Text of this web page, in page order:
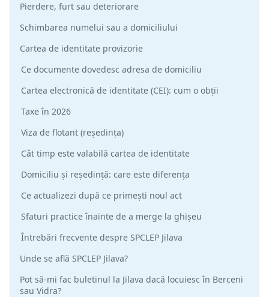
Pierdere, furt sau deteriorare
Schimbarea numelui sau a domiciliului
Cartea de identitate provizorie
Ce documente dovedesc adresa de domiciliu
Cartea electronică de identitate (CEI): cum o obții
Taxe în 2026
Viza de flotant (reședința)
Cât timp este valabilă cartea de identitate
Domiciliu și reședință: care este diferența
Ce actualizezi după ce primești noul act
Sfaturi practice înainte de a merge la ghișeu
Întrebări frecvente despre SPCLEP Jilava
Unde se află SPCLEP Jilava?
Pot să-mi fac buletinul la Jilava dacă locuiesc în Berceni
sau Vidra?